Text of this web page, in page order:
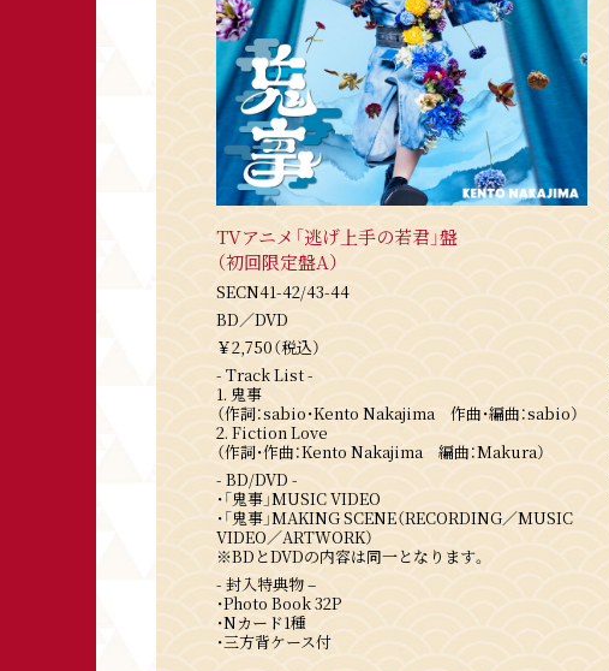
TVアニメ「逃げ上手の若君」盤
（初回限定盤A）
SECN41-42/43-44
BD／DVD
￥2,750（税込）
- Track List -
1. 鬼事
（作詞：sabio・Kento Nakajima 作曲・編曲：sabio）
2. Fiction Love
（作詞・作曲：Kento Nakajima 編曲：Makura）
- BD/DVD -
・「鬼事」MUSIC VIDEO
・「鬼事」MAKING SCENE（RECORDING／MUSIC
VIDEO／ARTWORK）
※BDとDVDの内容は同一となります。
- 封入特典物 –
・Photo Book 32P
・Nカード1種
・三方背ケース付
2026年8月19日 発売
CD予約はコチラ